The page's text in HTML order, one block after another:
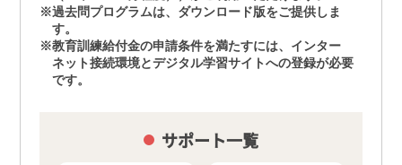
過去問プログラムは、ダウンロード版をご提供しま
す。
教育訓練給付金の申請条件を満たすには、インター
ネット接続環境とデジタル学習サイトへの登録が必要
です。
サポート一覧